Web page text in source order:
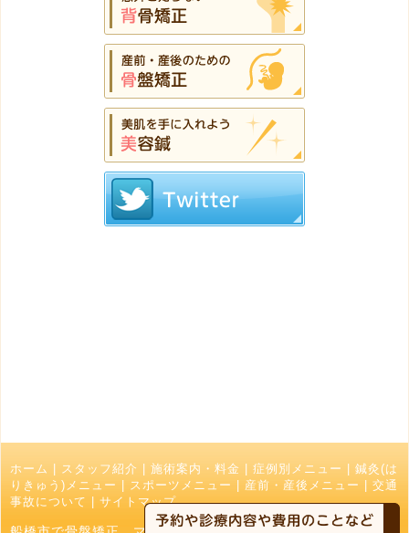
ホーム スタッフ紹介 施術案内・料金 症例別メニュー
鍼灸(は
りきゅう)メニュー
スポーツメニュー 産前・産後メニュー
交通
事故について
サイトマップ